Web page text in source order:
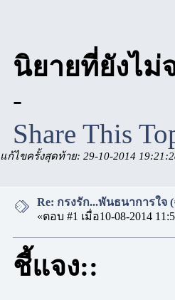
นิยายที่ยังไม่
-
Share This
แก้ไขครั้งสุดท้าย: 29-10-2014
Re: กรงรัก...พันธนาการใจ
«ตอบ #1 เมื่อ10-08-2014
ชี้แจง::